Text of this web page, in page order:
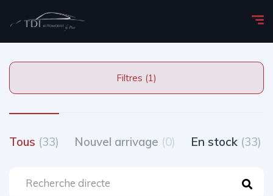
Filtres (1)
Tous (33) Nouvel arrivage (0) En stock (33)